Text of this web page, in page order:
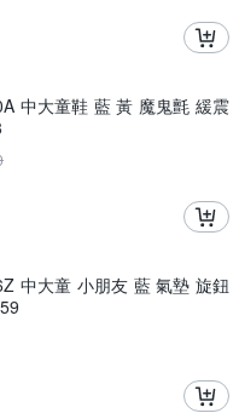
中大童鞋 藍 黃 魔鬼氈 緩震
中大童 小朋友 藍 氣墊 旋鈕